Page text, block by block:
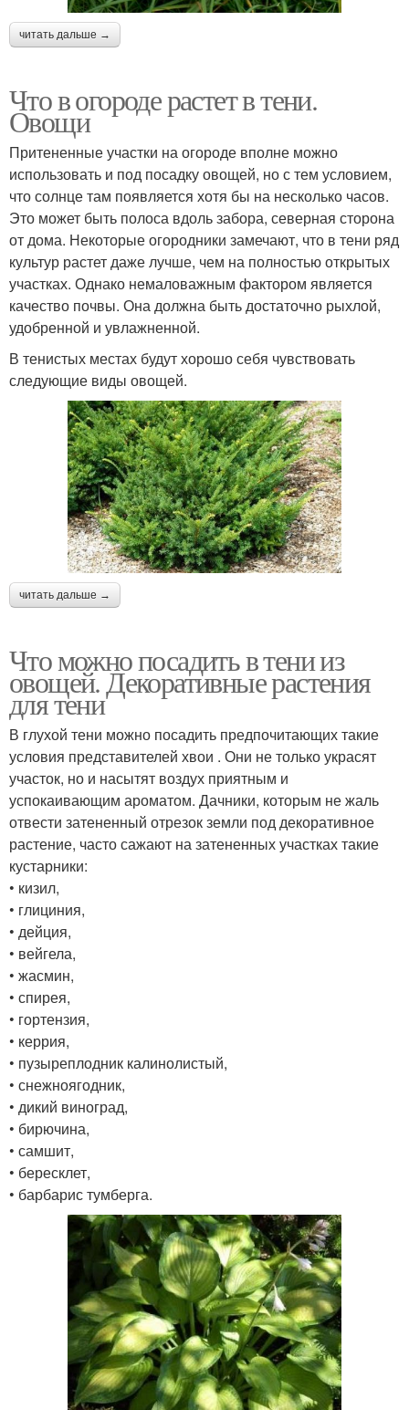
читать дальше →
Что в огороде растет в тени.
Овощи
Притененные участки на огороде вполне можно
использовать и под посадку овощей, но с тем условием,
что солнце там появляется хотя бы на несколько часов.
Это может быть полоса вдоль забора, северная сторона
от дома. Некоторые огородники замечают, что в тени ряд
культур растет даже лучше, чем на полностью открытых
участках. Однако немаловажным фактором является
качество почвы. Она должна быть достаточно рыхлой,
удобренной и увлажненной.
В тенистых местах будут хорошо себя чувствовать
следующие виды овощей.
читать дальше →
Что можно посадить в тени из
овощей. Декоративные растения
для тени
В глухой тени можно посадить предпочитающих такие
условия представителей хвои . Они не только украсят
участок, но и насытят воздух приятным и
успокаивающим ароматом. Дачники, которым не жаль
отвести затененный отрезок земли под декоративное
растение, часто сажают на затененных участках такие
кустарники:
• кизил,
• глициния,
• дейция,
• вейгела,
• жасмин,
• спирея,
• гортензия,
• керрия,
• пузыреплодник калинолистый,
• снежноягодник,
• дикий виноград,
• бирючина,
• самшит,
• бересклет,
• барбарис тумберга.